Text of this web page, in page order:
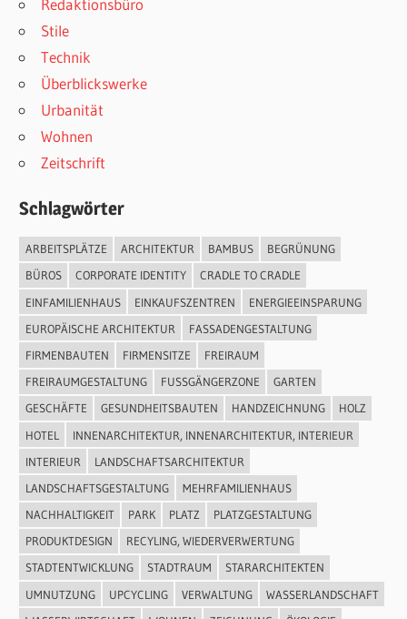
Redaktionsbüro
Stile
Technik
Überblickswerke
Urbanität
Wohnen
Zeitschrift
Schlagwörter
ARBEITSPLÄTZE ARCHITEKTUR BAMBUS
BEGRÜNUNG
BÜROS
CORPORATE IDENTITY
CRADLE TO CRADLE
EINFAMILIENHAUS
EINKAUFSZENTREN
ENERGIEEINSPARUNG
EUROPÄISCHE ARCHITEKTUR
FASSADENGESTALTUNG
FIRMENBAUTEN
FIRMENSITZE
FREIRAUM
FREIRAUMGESTALTUNG
FUSSGÄNGERZONE
GARTEN
GESCHÄFTE
GESUNDHEITSBAUTEN HANDZEICHNUNG
HOLZ
HOTEL
INNENARCHITEKTUR, INNENARCHITEKTUR, INTERIEUR
INTERIEUR
LANDSCHAFTSARCHITEKTUR
LANDSCHAFTSGESTALTUNG
MEHRFAMILIENHAUS
NACHHALTIGKEIT
PARK PLATZ
PLATZGESTALTUNG
PRODUKTDESIGN
RECYLING, WIEDERVERWERTUNG
STADTENTWICKLUNG
STADTRAUM
STARARCHITEKTEN
UMNUTZUNG
UPCYCLING VERWALTUNG
WASSERLANDSCHAFT